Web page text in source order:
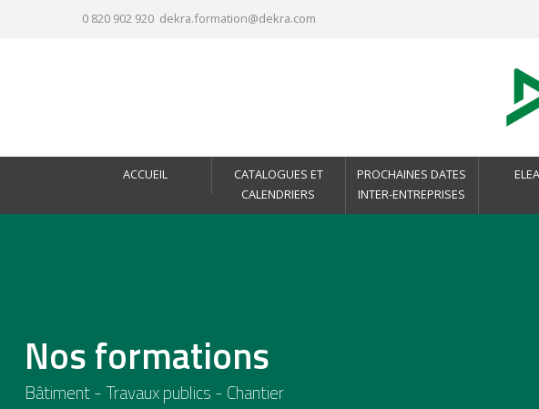
0 820 902 920 dekra.formation@dekra.com
ACCUEIL
CATALOGUES ET
CALENDRIERS
PROCHAINES DATES
INTER-ENTREPRISES
Nos formations
Bâtiment - Travaux publics - Chantier